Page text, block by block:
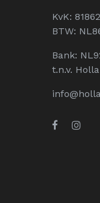
KvK:
BTW:
Bank:
t.n.v.